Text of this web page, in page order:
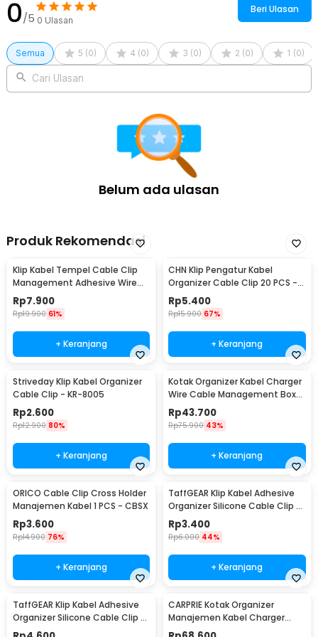
0/5 0 Ulasan
Beri Ulasan
Semua 5 (0) 4 (0) 3 (0) 2 (0) 1 (0)
Cari Ulasan
Belum ada ulasan
Produk Rekomendasi
Klip Kabel Tempel Cable Clip
Management Adhesive Wire
Organizer 30 PCS - LP124
Rp7.900
Rp19.900 61%
+ Keranjang
CHN Klip Pengatur Kabel
Organizer Cable Clip 20 PCS -
FT8018-3
Rp5.400
Rp15.900 67%
+ Keranjang
Striveday Klip Kabel Organizer
Cable Clip - KR-8005
Rp2.600
Rp12.900 80%
+ Keranjang
Kotak Organizer Kabel Charger
Wire Cable Management Box
Dustproof - FT-400
Rp43.700
Rp75.900 43%
+ Keranjang
ORICO Cable Clip Cross Holder
Manajemen Kabel 1 PCS - CBSX
Rp3.600
Rp14.900 76%
+ Keranjang
TaffGEAR Klip Kabel Adhesive
Organizer Silicone Cable Clip 5
Slot - KR-8006
Rp3.400
Rp6.000 44%
+ Keranjang
TaffGEAR Klip Kabel Adhesive
Organizer Silicone Cable Clip 3
Slot - KR-8006
CARPRIE Kotak Organizer
Manajemen Kabel Charger
Kayu - FT-100